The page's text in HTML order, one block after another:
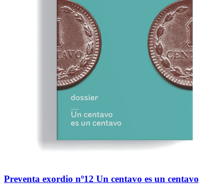
Preventa exordio nº12 Un centavo es un centavo